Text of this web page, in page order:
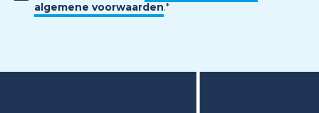
algemene voorwaarden.*